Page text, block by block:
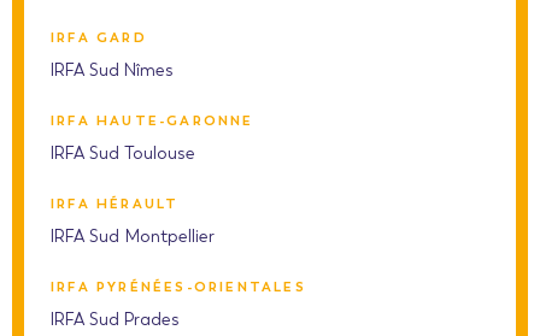
IRFA GARD
IRFA Sud Nîmes
IRFA HAUTE-GARONNE
IRFA Sud Toulouse
IRFA HÉRAULT
IRFA Sud Montpellier
IRFA PYRÉNÉES-ORIENTALES
IRFA Sud Prades